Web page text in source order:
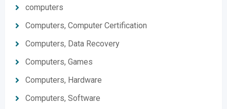
computers
Computers, Computer Certification
Computers, Data Recovery
Computers, Games
Computers, Hardware
Computers, Software